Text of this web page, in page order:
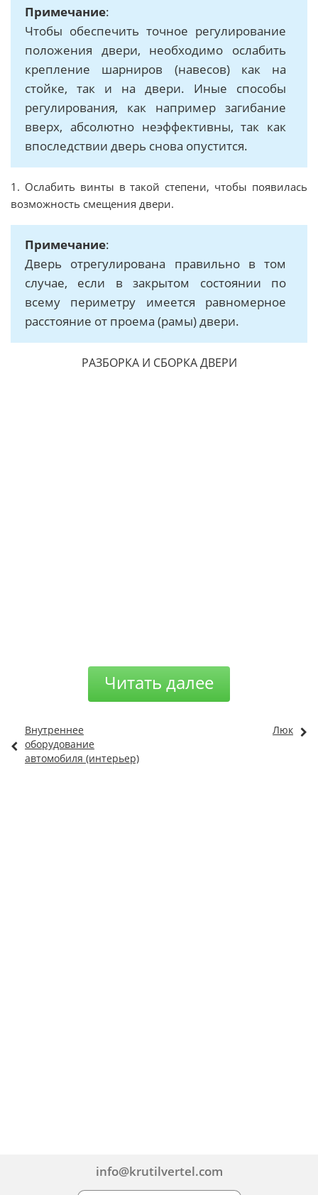
Примечание:
Чтобы обеспечить точное регулирование
положения двери, необходимо ослабить
крепление шарниров (навесов) как на
стойке, так и на двери. Иные способы
регулирования, как например загибание
вверх, абсолютно неэффективны, так как
впоследствии дверь снова опустится.
1. Ослабить винты в такой степени, чтобы появилась
возможность смещения двери.
Примечание:
Дверь отрегулирована правильно в том
случае, если в закрытом состоянии по
всему периметру имеется равномерное
расстояние от проема (рамы) двери.
РАЗБОРКА И СБОРКА ДВЕРИ
Читать далее
Внутреннее
оборудование
автомобиля (интерьер)
Люк
info@krutilvertel.com